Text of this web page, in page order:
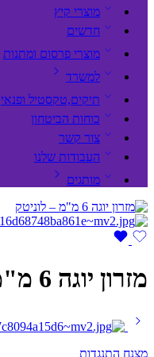
מוצרי קיץ
חדשים
מוצרי פרסום ומתנות
למשרד
תיקים,טקסטיל ופנאי
כוחות הביטחון
צור קשר
העבודות שלנו
מותגים
מזרון יוגה 6 מ"מ
מצנח התנגדות